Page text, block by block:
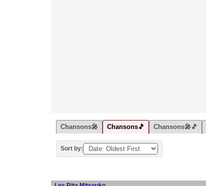
Chansons🎤 Chansons🎵 Chansons🎤🎵
Sort by: